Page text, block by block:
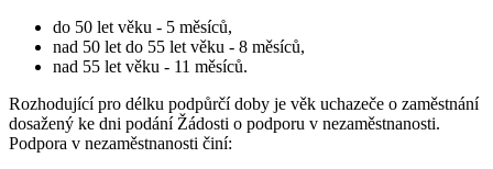
do 50 let věku - 5 měsíců,
nad 50 let do 55 let věku - 8 měsíců,
nad 55 let věku - 11 měsíců.
Rozhodující pro délku podpůrčí doby je věk uchazeče o zaměstnání
dosažený ke dni podání Žádosti o podporu v nezaměstnanosti.
Podpora v nezaměstnanosti činí: